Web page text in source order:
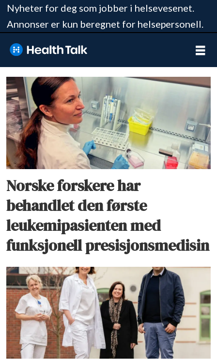
Nyheter for deg som jobber i helsevesenet.
Annonser er kun beregnet for helsepersonell.
Tag:
legemidler
og
biotek
kliniske
studier
Norske forskere har
behandlet den første
leukemipasienten med
funksjonell presisjonsmedisin